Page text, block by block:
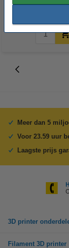
€ 2,50 Incl.
Meer dan 5
Voor 23.59 uur
Laagste prijs
3D printer
Filament 3D printer